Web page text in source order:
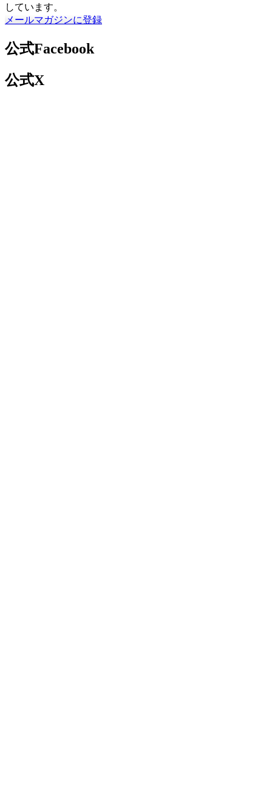
しています。
メールマガジンに登録
公式Facebook
公式X